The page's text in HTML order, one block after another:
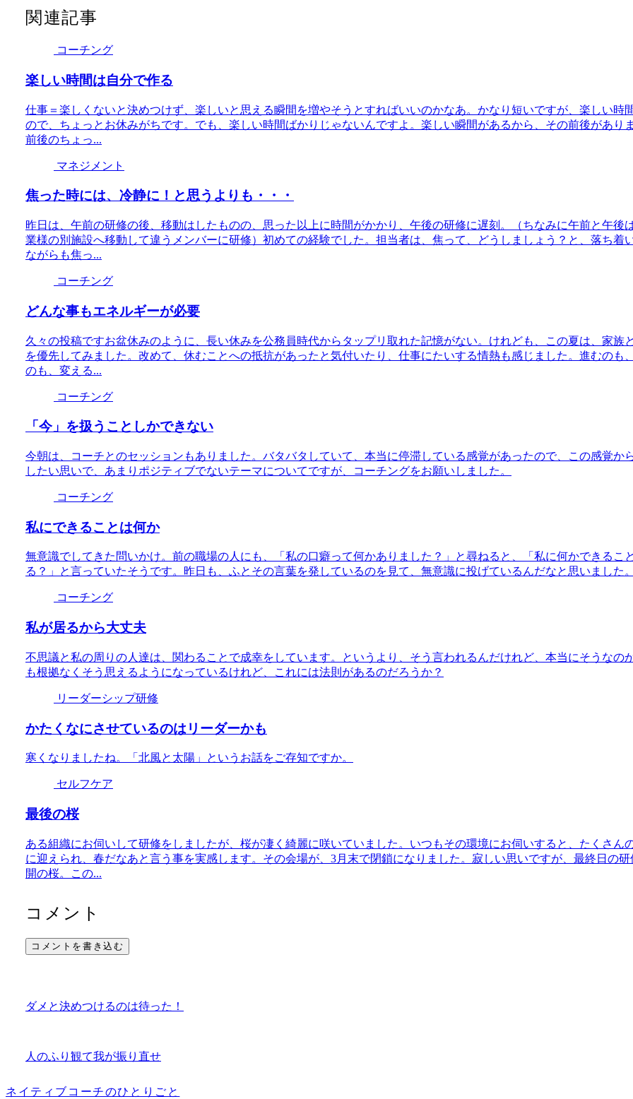
関連記事
コーチング
楽しい時間は自分で作る
仕事＝楽しくないと決めつけず、楽しいと思える瞬間を増やそうとすればいいのかなあ。かなり短いですが、楽しい時
ので、ちょっとお休みがちです。でも、楽しい時間ばかりじゃないんですよ。楽しい瞬間があるから、その前後があり
前後のちょっ...
マネジメント
焦った時には、冷静に！と思うよりも・・・
昨日は、午前の研修の後、移動はしたものの、思った以上に時間がかかり、午後の研修に遅刻。（ちなみに午前と午後
業様の別施設へ移動して違うメンバーに研修）初めての経験でした。担当者は、焦って、どうしましょう？と、落ち着
ながらも焦っ...
コーチング
どんな事もエネルギーが必要
久々の投稿ですお盆休みのように、長い休みを公務員時代からタップリ取れた記憶がない。けれども、この夏は、家族
を優先してみました。改めて、休むことへの抵抗があったと気付いたり、仕事にたいする情熱も感じました。進むのも
のも、変える...
コーチング
「今」を扱うことしかできない
今朝は、コーチとのセッションもありました。バタバタしていて、本当に停滞している感覚があったので、この感覚か
したい思いで、あまりポジティブでないテーマについてですが、コーチングをお願いしました。
コーチング
私にできることは何か
無意識でしてきた問いかけ。前の職場の人にも、「私の口癖って何かありました？」と尋ねると、「私に何かできるこ
る？」と言っていたそうです。昨日も、ふとその言葉を発しているのを見て、無意識に投げているんだなと思いました
コーチング
私が居るから大丈夫
不思議と私の周りの人達は、関わることで成幸をしています。というより、そう言われるんだけれど、本当にそうなの
も根拠なくそう思えるようになっているけれど、これには法則があるのだろうか？
リーダーシップ研修
かたくなにさせているのはリーダーかも
寒くなりましたね。「北風と太陽」というお話をご存知ですか。
セルフケア
最後の桜
ある組織にお伺いして研修をしましたが、桜が凄く綺麗に咲いていました。いつもその環境にお伺いすると、たくさん
に迎えられ、春だなあと言う事を実感します。その会場が、3月末で閉鎖になりました。寂しい思いですが、最終日の研
開の桜。この...
コメント
コメントを書き込む
ダメと決めつけるのは待った！
人のふり観て我が振り直せ
ネイティブコーチのひとりごと